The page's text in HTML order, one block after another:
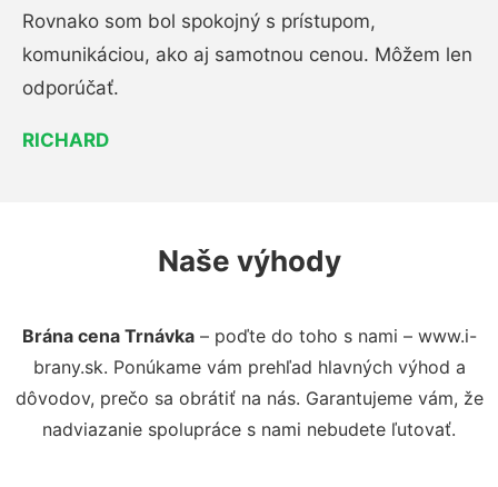
Rovnako som bol spokojný s prístupom,
komunikáciou, ako aj samotnou cenou. Môžem len
odporúčať.
RICHARD
Naše výhody
Brána cena Trnávka– poďte do toho s nami – www.i-
brany.sk. Ponúkame vám prehľad hlavných výhod a
dôvodov, prečo sa obrátiť na nás. Garantujeme vám, že
nadviazanie spolupráce s nami nebudete ľutovať.